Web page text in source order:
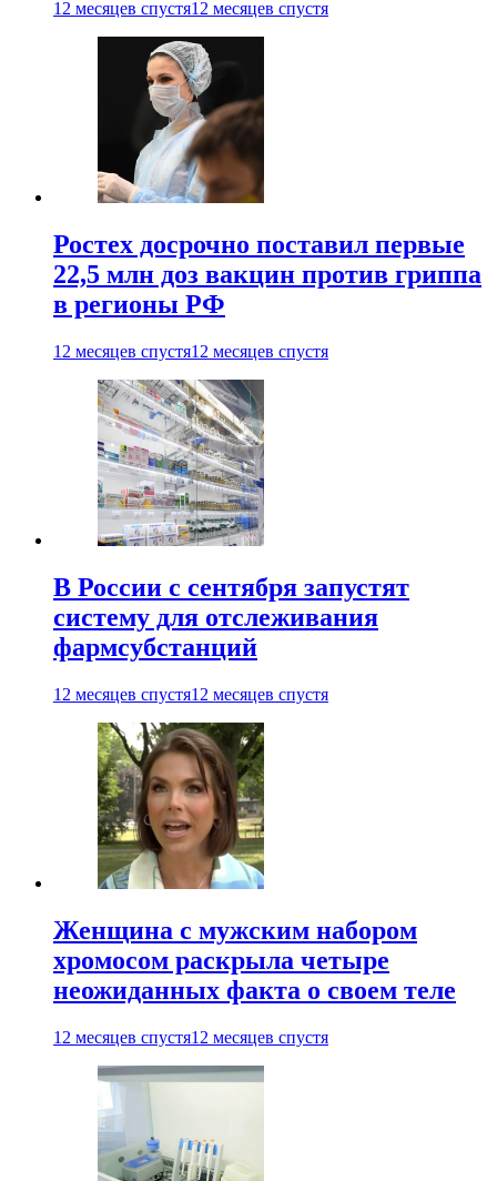
12 месяцев спустя12 месяцев спустя
Ростех досрочно поставил первые
22,5 млн доз вакцин против гриппа
в регионы РФ
12 месяцев спустя12 месяцев спустя
В России с сентября запустят
систему для отслеживания
фармсубстанций
12 месяцев спустя12 месяцев спустя
Женщина с мужским набором
хромосом раскрыла четыре
неожиданных факта о своем теле
12 месяцев спустя12 месяцев спустя